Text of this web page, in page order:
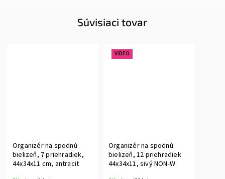
Súvisiaci tovar
Organizér na spodnú
bielizeň, 7 priehradiek,
44x34x11 cm, antracit
VIDEO
Organizér na spodnú
bielizeň, 12 priehradiek
44x34x11, sivý NON-W